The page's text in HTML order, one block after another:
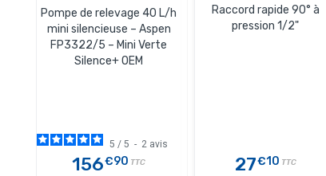
Pompe de relevage 40 L/h
mini silencieuse – Aspen
FP3322/5 – Mini Verte
Silence+ OEM
5 / 5 - 2 avis
156€90 TTC
Raccord rapide 90° à
pression 1/2"
27€10 TTC